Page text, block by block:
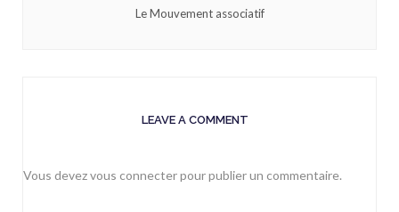
Le Mouvement associatif
LEAVE A COMMENT
Vous devezvous connecterpour publier un commentaire.